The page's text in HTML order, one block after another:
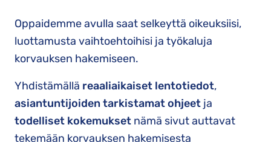
Oppaidemme avulla saat selkeyttä oikeuksiisi,
luottamusta vaihtoehtoihisi ja työkaluja
korvauksen hakemiseen.
Yhdistämällä reaaliaikaiset lentotiedot,
asiantuntijoiden tarkistamat ohjeet ja
todelliset kokemukset nämä sivut auttavat
tekemään korvauksen hakemisesta